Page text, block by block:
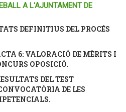
A L'AJUNTAMENT DE
DEFINITIUS DEL PROCÉS
6: VALORACIÓ DE MÈRITS I
OPOSICIÓ.
DEL TEST
DE LES